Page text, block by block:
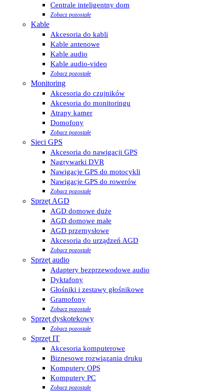
Centrale inteligentny dom
Zobacz pozostałe
Kable
Akcesoria do kabli
Kable antenowe
Kable audio
Kable audio-video
Zobacz pozostałe
Monitoring
Akcesoria do czujników
Akcesoria do monitoringu
Atrapy kamer
Domofony
Zobacz pozostałe
Sieci GPS
Akcesoria do nawigacji GPS
Nagrywarki DVR
Nawigacje GPS do motocykli
Nawigacje GPS do rowerów
Zobacz pozostałe
Sprzęt AGD
AGD domowe duże
AGD domowe małe
AGD przemysłowe
Akcesoria do urządzeń AGD
Zobacz pozostałe
Sprzęt audio
Adaptery bezprzewodowe audio
Dyktafony
Głośniki i zestawy głośnikowe
Gramofony
Zobacz pozostałe
Sprzęt dyskotekowy
Zobacz pozostałe
Sprzęt IT
Akcesoria komputerowe
Biznesowe rozwiązania druku
Komputery OPS
Komputery PC
Zobacz pozostałe